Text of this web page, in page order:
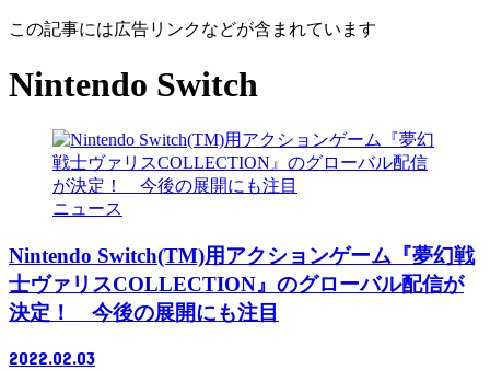
この記事には広告リンクなどが含まれています
Nintendo Switch
ニュース
Nintendo Switch(TM)用アクションゲーム『夢幻戦
士ヴァリスCOLLECTION』のグローバル配信が
決定！ 今後の展開にも注目
2022.02.03